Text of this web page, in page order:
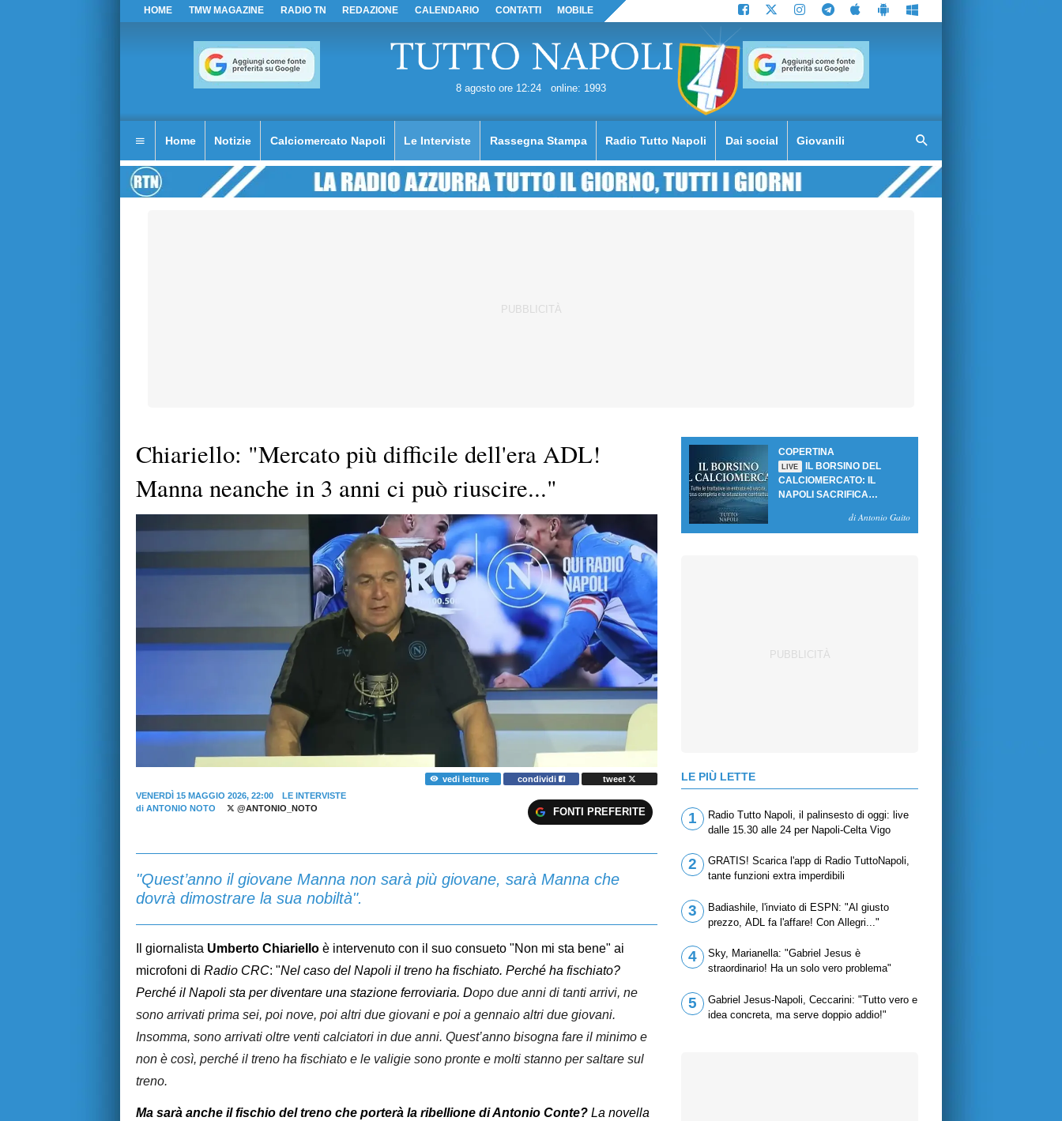
HOME TMW MAGAZINE RADIO TN REDAZIONE CALENDARIO CONTATTI MOBILE
8 agosto ore 12:24 online: 1993
Home Notizie Calciomercato Napoli Le Interviste Rassegna Stampa Radio Tutto Napoli Dai social Giovanili
Chiariello: "Mercato più difficile dell'era ADL!
Manna neanche in 3 anni ci può riuscire..."
vedi letture condividi
tweet
VENERDÌ 15 MAGGIO 2026, 22:00
LE INTERVISTE
di ANTONIO NOTO @ANTONIO_NOTO FONTI PREFERITE
"Quest’anno il giovane Manna non sarà più giovane, sarà Manna che
dovrà dimostrare la sua nobiltà".
Il giornalista Umberto Chiariello è intervenuto con il suo consueto "Non mi sta bene" ai
microfoni di Radio CRC: "Nel caso del Napoli il treno ha fischiato. Perché ha fischiato?
Perché il Napoli sta per diventare una stazione ferroviaria. Dopo due anni di tanti arrivi, ne
sono arrivati prima sei, poi nove, poi altri due giovani e poi a gennaio altri due giovani.
Insomma, sono arrivati oltre venti calciatori in due anni. Quest’anno bisogna fare il minimo e
non è così, perché il treno ha fischiato e le valigie sono pronte e molti stanno per saltare sul
treno.
Ma sarà anche il fischio del treno che porterà la ribellione di Antonio Conte? La novella
COPERTINA
LIVE
IL BORSINO DEL
CALCIOMERCATO: IL
NAPOLI SACRIFICA
SBLOCCANO ARRIVIdi Antonio Gaito
LE PIÙ LETTE
1
Radio Tutto Napoli, il palinsesto di oggi: live
dalle 15.30 alle 24 per Napoli-Celta Vigo
2
GRATIS! Scarica l'app di Radio TuttoNapoli,
tante funzioni extra imperdibili
3
Badiashile, l'inviato di ESPN: "Al giusto
prezzo, ADL fa l'affare! Con Allegri..."
4
Sky, Marianella: "Gabriel Jesus è
straordinario! Ha un solo vero problema"
5
Gabriel Jesus-Napoli, Ceccarini: "Tutto vero e
idea concreta, ma serve doppio addio!"